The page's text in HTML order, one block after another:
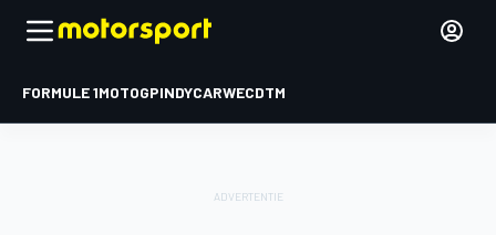
FORMULE 1MOTOGPINDYCARWECDTM